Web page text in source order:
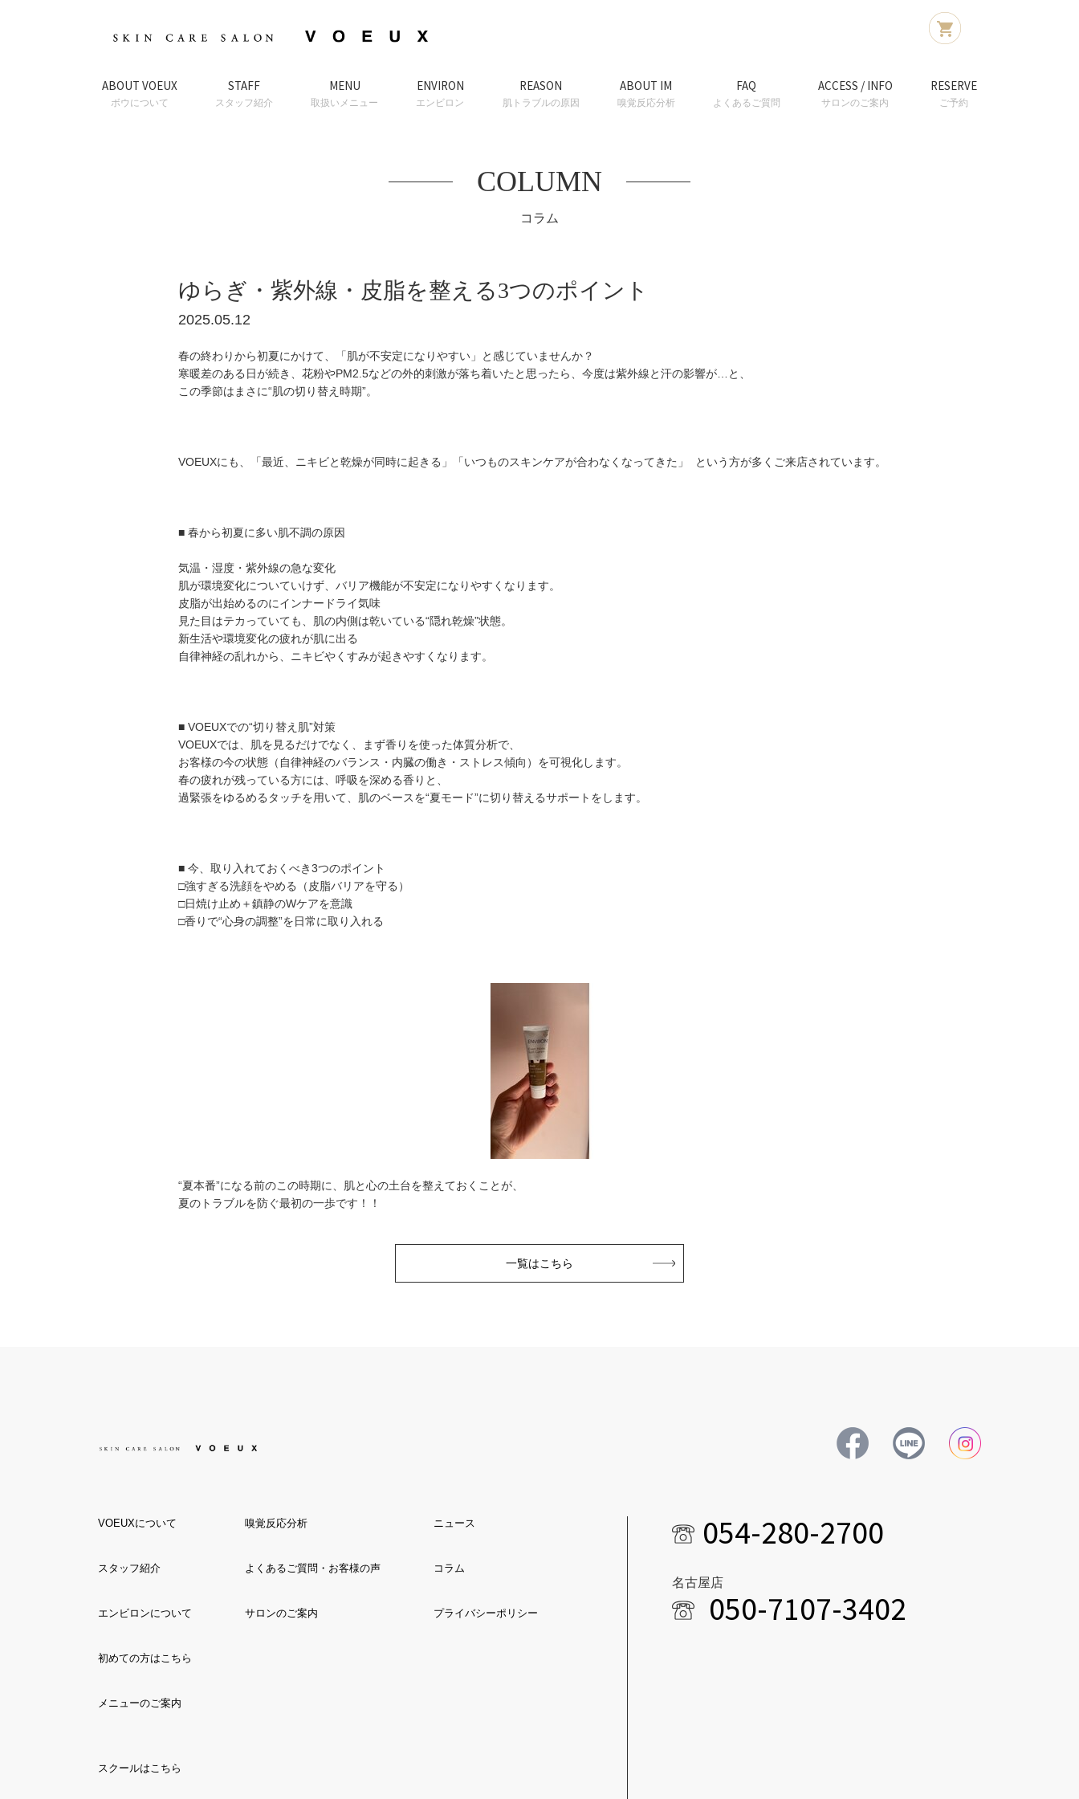
ABOUT VOEUX
ボウについて
STAFF
スタッフ紹介
MENU
取扱いメニュー
ENVIRON
エンビロン
REASON
肌トラブルの原因
ABOUT IM
嗅覚反応分析
FAQ
よくあるご質問
ACCESS / INFO
サロンのご案内
RESERVE
ご予約
COLUMN
コラム
ゆらぎ・紫外線・皮脂を整える3つのポイント
2025.05.12
春の終わりから初夏にかけて、「肌が不安定になりやすい」と感じていませんか？
寒暖差のある日が続き、花粉やPM2.5などの外的刺激が落ち着いたと思ったら、今度は紫外線と汗の影響が…と、
この季節はまさに“肌の切り替え時期”。
VOEUXにも、「最近、ニキビと乾燥が同時に起きる」「いつものスキンケアが合わなくなってきた」 という方が多くご来店されています。
■ 春から初夏に多い肌不調の原因
気温・湿度・紫外線の急な変化
肌が環境変化についていけず、バリア機能が不安定になりやすくなります。
皮脂が出始めるのにインナードライ気味
見た目はテカっていても、肌の内側は乾いている“隠れ乾燥”状態。
新生活や環境変化の疲れが肌に出る
自律神経の乱れから、ニキビやくすみが起きやすくなります。
■ VOEUXでの“切り替え肌”対策
VOEUXでは、肌を見るだけでなく、まず香りを使った体質分析で、
お客様の今の状態（自律神経のバランス・内臓の働き・ストレス傾向）を可視化します。
春の疲れが残っている方には、呼吸を深める香りと、
過緊張をゆるめるタッチを用いて、肌のベースを“夏モード”に切り替えるサポートをします。
■ 今、取り入れておくべき3つのポイント
□強すぎる洗顔をやめる（皮脂バリアを守る）
□日焼け止め＋鎮静のWケアを意識
□香りで“心身の調整”を日常に取り入れる
“夏本番”になる前のこの時期に、肌と心の土台を整えておくことが、
夏のトラブルを防ぐ最初の一歩です！！
一覧はこちら
VOEUXについて
スタッフ紹介
エンビロンについて
初めての方はこちら
メニューのご案内
スクールはこちら
嗅覚反応分析
よくあるご質問・お客様の声
サロンのご案内
ニュース
コラム
プライバシーポリシー
054-280-2700
名古屋店
050-7107-3402